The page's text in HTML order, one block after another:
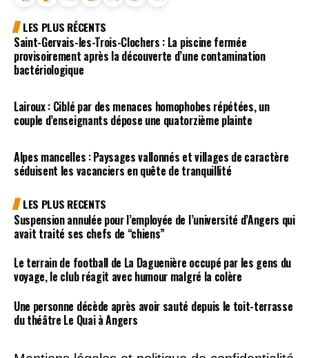
LES PLUS RÉCENTS
Saint-Gervais-les-Trois-Clochers : La piscine fermée
provisoirement après la découverte d’une contamination
bactériologique
Lairoux : Ciblé par des menaces homophobes répétées, un
couple d’enseignants dépose une quatorzième plainte
Alpes mancelles : Paysages vallonnés et villages de caractère
séduisent les vacanciers en quête de tranquillité
LES PLUS RECENTS
Suspension annulée pour l’employée de l’université d’Angers qui
avait traité ses chefs de “chiens”
Le terrain de football de La Daguenière occupé par les gens du
voyage, le club réagit avec humour malgré la colère
Une personne décède après avoir sauté depuis le toit-terrasse
du théâtre Le Quai à Angers